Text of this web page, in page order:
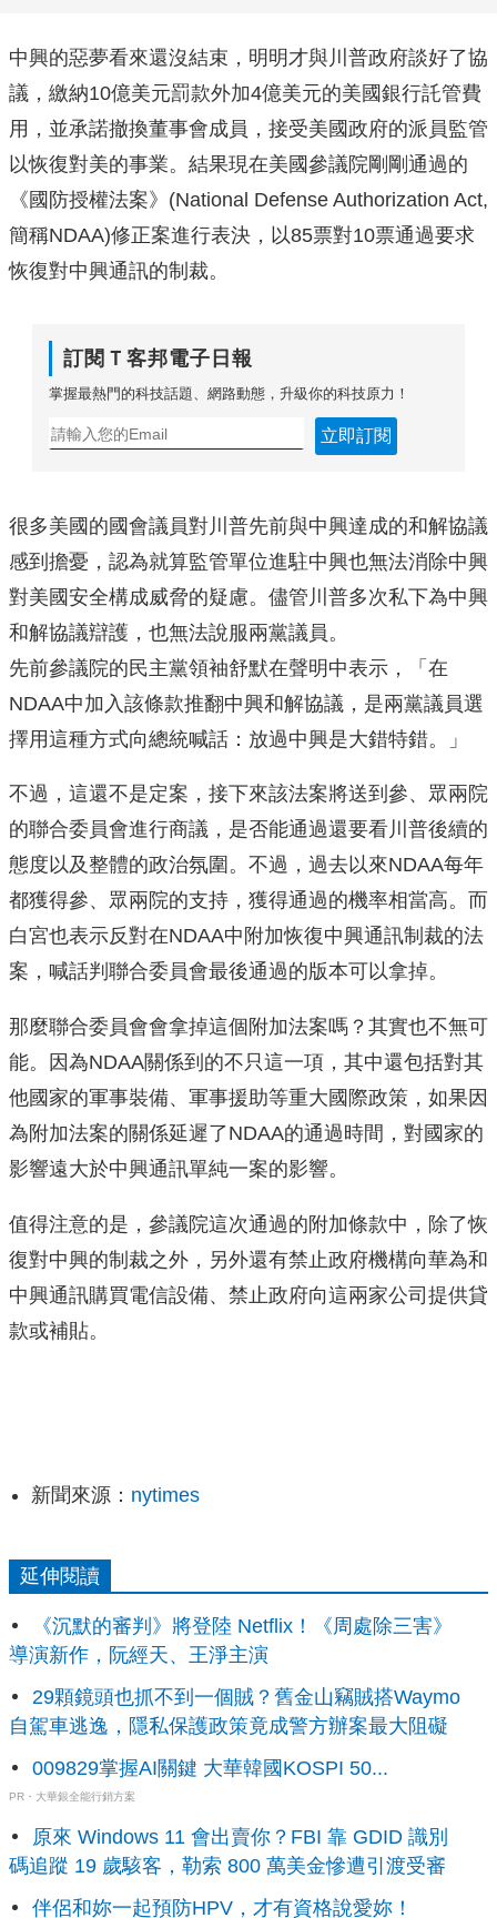
中興的惡夢看來還沒結束，明明才與川普政府談好了協
議，繳納10億美元罰款外加4億美元的美國銀行託管費
用，並承諾撤換董事會成員，接受美國政府的派員監管
以恢復對美的事業。結果現在美國參議院剛剛通過的
《國防授權法案》(National Defense Authorization Act,
簡稱NDAA)修正案進行表決，以85票對10票通過要求
恢復對中興通訊的制裁。
訂閱Ｔ客邦電子日報
掌握最熱門的科技話題、網路動態，升級你的科技原力！
立即訂閱
很多美國的國會議員對川普先前與中興達成的和解協議
感到擔憂，認為就算監管單位進駐中興也無法消除中興
對美國安全構成威脅的疑慮。儘管川普多次私下為中興
和解協議辯護，也無法說服兩黨議員。
先前參議院的民主黨領袖舒默在聲明中表示，「在
NDAA中加入該條款推翻中興和解協議，是兩黨議員選
擇用這種方式向總統喊話：放過中興是大錯特錯。」
不過，這還不是定案，接下來該法案將送到參、眾兩院
的聯合委員會進行商議，是否能通過還要看川普後續的
態度以及整體的政治氛圍。不過，過去以來NDAA每年
都獲得參、眾兩院的支持，獲得通過的機率相當高。而
白宮也表示反對在NDAA中附加恢復中興通訊制裁的法
案，喊話判聯合委員會最後通過的版本可以拿掉。
那麼聯合委員會會拿掉這個附加法案嗎？其實也不無可
能。因為NDAA關係到的不只這一項，其中還包括對其
他國家的軍事裝備、軍事援助等重大國際政策，如果因
為附加法案的關係延遲了NDAA的通過時間，對國家的
影響遠大於中興通訊單純一案的影響。
值得注意的是，參議院這次通過的附加條款中，除了恢
復對中興的制裁之外，另外還有禁止政府機構向華為和
中興通訊購買電信設備、禁止政府向這兩家公司提供貸
款或補貼。
新聞來源： nytimes
延伸閱讀
《沉默的審判》將登陸 Netflix！《周處除三害》
導演新作，阮經天、王淨主演
29顆鏡頭也抓不到一個賊？舊金山竊賊搭Waymo
自駕車逃逸，隱私保護政策竟成警方辦案最大阻礙
009829掌握AI關鍵 大華韓國KOSPI 50...
PR・大華銀全能行銷方案
原來 Windows 11 會出賣你？FBI 靠 GDID 識別
碼追蹤 19 歲駭客，勒索 800 萬美金慘遭引渡受審
伴侶和妳一起預防HPV，才有資格說愛妳！